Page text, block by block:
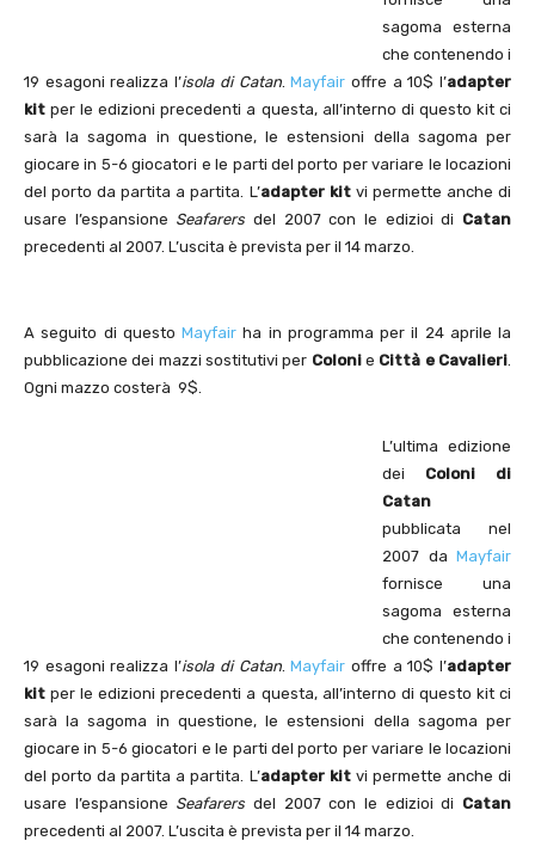
sagoma esterna
che contenendo i
19 esagoni realizza l’isola di Catan.Mayfair offre a 10$ l’adapter
kit per le edizioni precedenti a questa, all’interno di questo kit ci
sarà la sagoma in questione, le estensioni della sagoma per
giocare in 5-6 giocatori e le parti del porto per variare le locazioni
del porto da partita a partita. L’adapter kitvi permette anche di
usare l’espansione Seafarers del 2007 con le edizioi di Catan
precedenti al 2007. L’uscita è prevista per il 14 marzo.
A seguito di questo Mayfair ha in programma per il 24 aprile la
pubblicazione dei mazzi sostitutivi per Colonie Città e Cavalieri.
Ogni mazzo costerà 9$.
L’ultima edizione
dei Coloni di
Catan
pubblicata nel
2007 da Mayfair
fornisce una
sagoma esterna
che contenendo i
19 esagoni realizza l’isola di Catan.Mayfair offre a 10$ l’adapter
kit per le edizioni precedenti a questa, all’interno di questo kit ci
sarà la sagoma in questione, le estensioni della sagoma per
giocare in 5-6 giocatori e le parti del porto per variare le locazioni
del porto da partita a partita. L’adapter kitvi permette anche di
usare l’espansione Seafarers del 2007 con le edizioi di Catan
precedenti al 2007. L’uscita è prevista per il 14 marzo.